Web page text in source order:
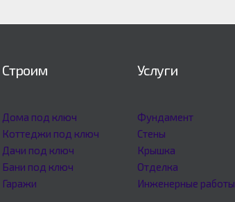
Строим
Дома под ключ
Коттеджи под ключ
Дачи под ключ
Бани под ключ
Гаражи
Услуги
Фундамент
Стены
Крышка
Отделка
Инженерные работы